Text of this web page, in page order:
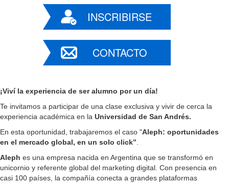
INSCRIBIRSE
CONTACTO
¡Viví la experiencia de ser alumno por un día!
Te invitamos a participar de una clase exclusiva y vivir de cerca la
experiencia académica en la Universidad de San Andrés.
En esta oportunidad, trabajaremos el caso "Aleph: oportunidades
en el mercado global, en un solo click”.
Aleph es una empresa nacida en Argentina que se transformó en
unicornio y referente global del marketing digital. Con presencia en
casi 100 países, la compañía conecta a grandes plataformas